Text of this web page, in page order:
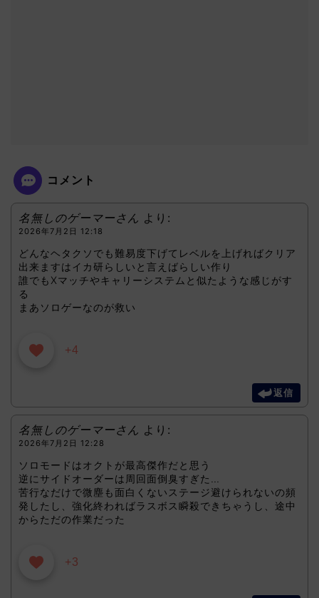
コメント
名無しのゲーマーさん より:
2026年7月2日 12:18
どんなヘタクソでも難易度下げてレベルを上げればクリア
出来ますはイカ研らしいと言えばらしい作り
誰でもXマッチやキャリーシステムと似たような感じがす
る
まあソロゲーなのが救い
+4
返信
名無しのゲーマーさん より:
2026年7月2日 12:28
ソロモードはオクトが最高傑作だと思う
逆にサイドオーダーは周回面倒臭すぎた…
苦行なだけで微塵も面白くないステージ避けられないの頻
発したし、強化終わればラスボス瞬殺できちゃうし、途中
からただの作業だった
+3